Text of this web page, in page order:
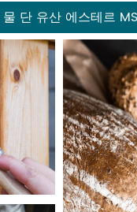
단 유산 에스테르